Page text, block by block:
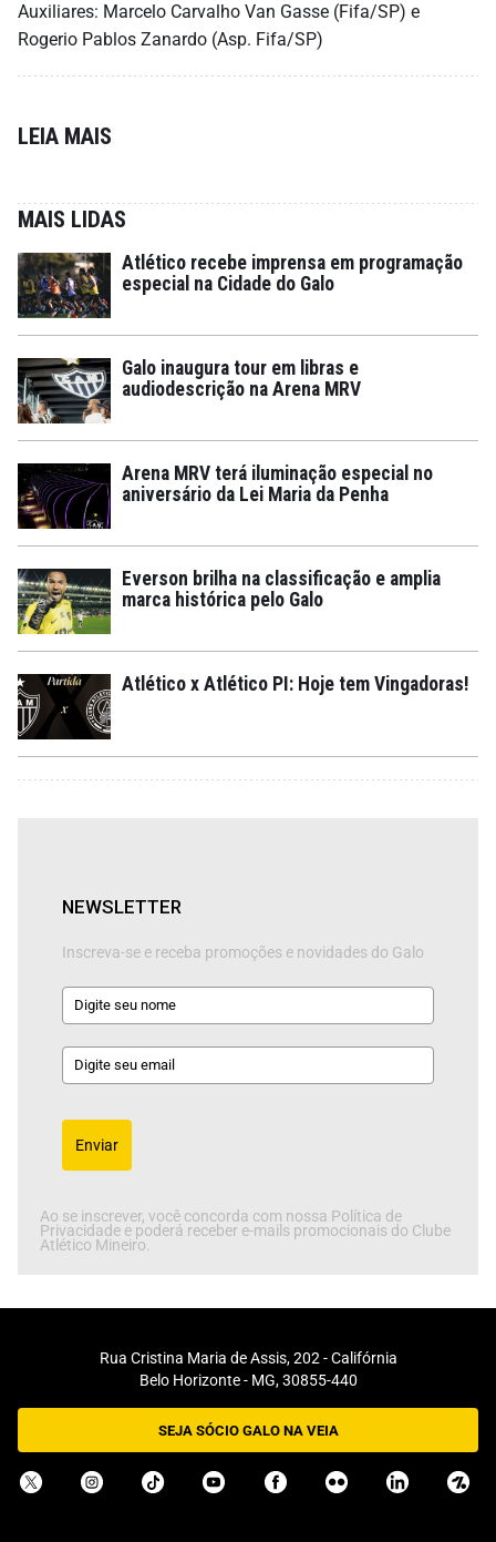
Auxiliares: Marcelo Carvalho Van Gasse (Fifa/SP) e
Rogerio Pablos Zanardo (Asp. Fifa/SP)
LEIA MAIS
MAIS LIDAS
Atlético recebe imprensa em programação
especial na Cidade do Galo
Galo inaugura tour em libras e
audiodescrição na Arena MRV
Arena MRV terá iluminação especial no
aniversário da Lei Maria da Penha
Everson brilha na classificação e amplia
marca histórica pelo Galo
Atlético x Atlético PI: Hoje tem Vingadoras!
NEWSLETTER
Inscreva-se e receba promoções e novidades do Galo
Enviar
Ao se inscrever, você concorda com nossa Política de
Privacidade e poderá receber e-mails promocionais do Clube
Atlético Mineiro.
Rua Cristina Maria de Assis, 202 - Califórnia
Belo Horizonte - MG, 30855-440
SEJA SÓCIO GALO NA VEIA